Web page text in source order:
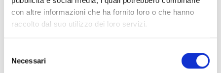
con altre informazioni che ha fornito loro o che hanno
raccolto dal suo utilizzo dei loro servizi.
delNecessari